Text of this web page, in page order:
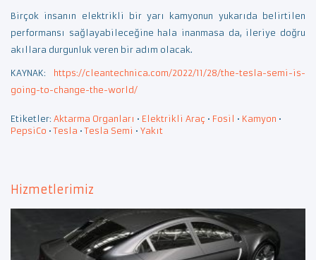
Birçok insanın elektrikli bir yarı kamyonun yukarıda belirtilen
performansı sağlayabileceğine hala inanmasa da, ileriye doğru
akıllara durgunluk veren bir adım olacak.
KAYNAK: https://cleantechnica.com/2022/11/28/the-tesla-semi-is-
going-to-change-the-world/
Etiketler: Aktarma Organları • Elektrikli Araç • Fosil • Kamyon •
PepsiCo •Tesla •Tesla Semi • Yakıt
Hizmetlerimiz